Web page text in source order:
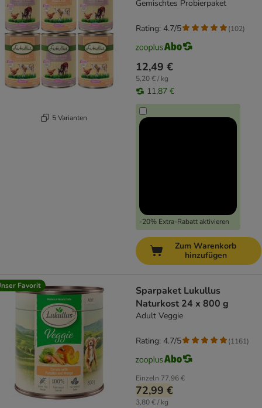
5 Varianten
Gemischtes Probierpaket
12,49 €
5,20 € / kg
11,87 €
-20% Extra-Rabatt aktivieren
Rating: 4.7/5 (102)
Zum Warenkorb
hinzufügen
Favorit
Sparpaket Lukullus
Naturkost 24 x 800 g
Adult Veggie
Einzeln 77,96 €
72,99 €
3,80 € / kg
Rating: 4.7/5 (1161)